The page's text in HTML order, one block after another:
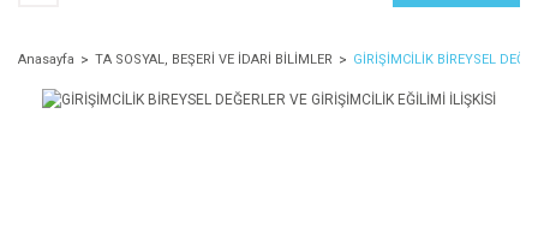
Anasayfa TA SOSYAL, BEŞERİ VE İDARİ BİLİMLER GİRİŞİMCİLİK BİREYSEL